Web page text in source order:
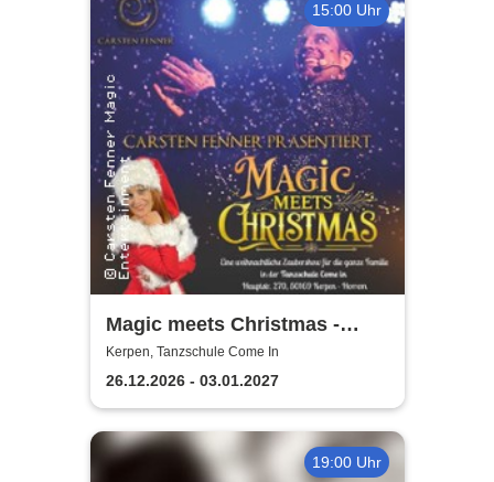
15:00 Uhr
Magic meets Christmas -
Tanzschule Come In
Kerpen, Tanzschule Come In
26.12.2026 - 03.01.2027
19:00 Uhr